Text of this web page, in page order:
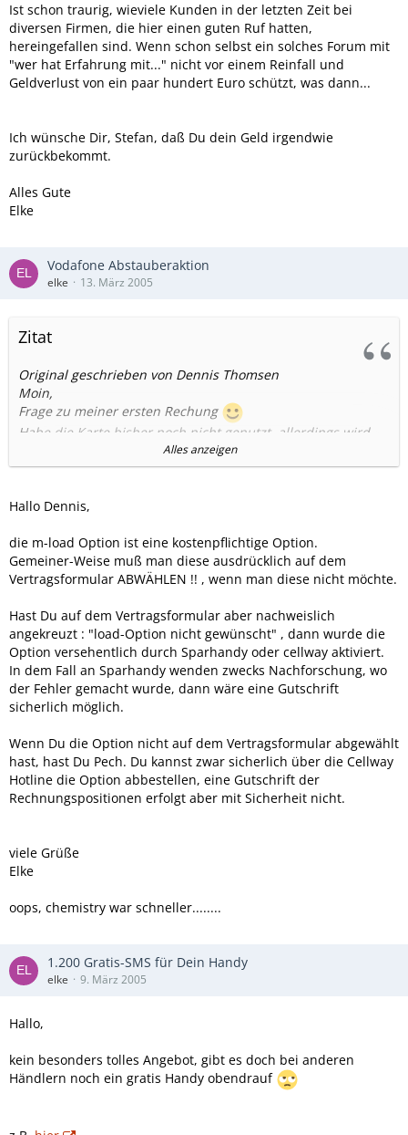
Ist schon traurig, wieviele Kunden in der letzten Zeit bei
diversen Firmen, die hier einen guten Ruf hatten,
hereingefallen sind. Wenn schon selbst ein solches Forum mit
"wer hat Erfahrung mit..." nicht vor einem Reinfall und
Geldverlust von ein paar hundert Euro schützt, was dann...
Ich wünsche Dir, Stefan, daß Du dein Geld irgendwie
zurückbekommt.
Alles Gute
Elke
Vodafone Abstauberaktion
elke 13. März 2005
Zitat
Original geschrieben von Dennis Thomsen
Moin,
Frage zu meiner ersten Rechung
Habe die Karte bisher noch nicht genutzt, allerdings wird
mir eine Rechnungbetrag von 2 Euro ausgewiesen -->
1 load-option 26.01.2005-25.02.2005 0,86 Euro
Was bitte ist das?
Alles anzeigen
Hallo Dennis,
die m-load Option ist eine kostenpflichtige Option.
Gemeiner-Weise muß man diese ausdrücklich auf dem
Vertragsformular ABWÄHLEN !! , wenn man diese nicht möchte.
Hast Du auf dem Vertragsformular aber nachweislich
angekreuzt : "load-Option nicht gewünscht" , dann wurde die
Option versehentlich durch Sparhandy oder cellway aktiviert.
In dem Fall an Sparhandy wenden zwecks Nachforschung, wo
der Fehler gemacht wurde, dann wäre eine Gutschrift
sicherlich möglich.
Wenn Du die Option nicht auf dem Vertragsformular abgewählt
hast, hast Du Pech. Du kannst zwar sicherlich über die Cellway
Hotline die Option abbestellen, eine Gutschrift der
Rechnungspositionen erfolgt aber mit Sicherheit nicht.
viele Grüße
Elke
oops, chemistry war schneller........
1.200 Gratis-SMS für Dein Handy
elke 9. März 2005
Hallo,
kein besonders tolles Angebot, gibt es doch bei anderen
Händlern noch ein gratis Handy obendrauf